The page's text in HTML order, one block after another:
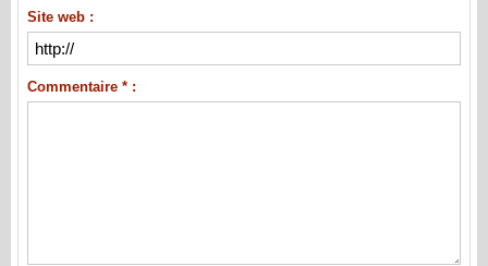
Site web :
Commentaire * :